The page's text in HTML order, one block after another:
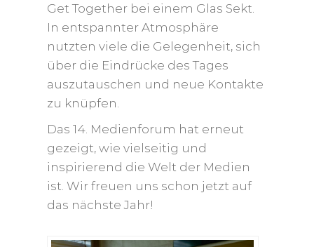
Get Together bei einem Glas Sekt.
In entspannter Atmosphäre
nutzten viele die Gelegenheit, sich
über die Eindrücke des Tages
auszutauschen und neue Kontakte
zu knüpfen.
Das 14. Medienforum hat erneut
gezeigt, wie vielseitig und
inspirierend die Welt der Medien
ist. Wir freuen uns schon jetzt auf
das nächste Jahr!